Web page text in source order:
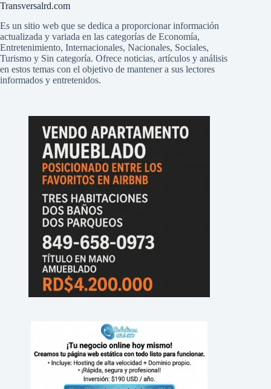
Transversalrd.com
Es un sitio web que se dedica a proporcionar información
actualizada y variada en las categorías de Economía,
Entretenimiento, Internacionales, Nacionales, Sociales,
Turismo y Sin categoría. Ofrece noticias, artículos y análisis
en estos temas con el objetivo de mantener a sus lectores
informados y entretenidos.